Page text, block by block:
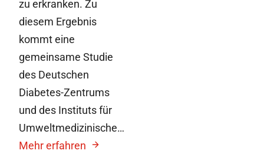
zu erkranken. Zu
diesem Ergebnis
kommt eine
gemeinsame Studie
des Deutschen
Diabetes-Zentrums
und des Instituts für
Umweltmedizinische…
Mehr erfahren